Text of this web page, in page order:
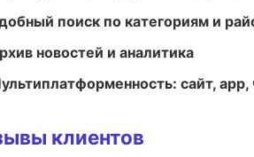
поиск по категориям и
новостей и аналитика
сайт, app,
клиентов